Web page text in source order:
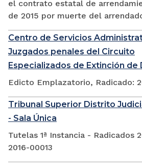
el contrato estatal de
de 2015 por muerte del
Centro de Servicios
Juzgados penales del Circuito
Especializados de Extinción de
Edicto Emplazatorio, Radicado:
Tribunal Superior Distrito
- Sala Única
Tutelas 1ª Instancia - Radicados
2016-00013